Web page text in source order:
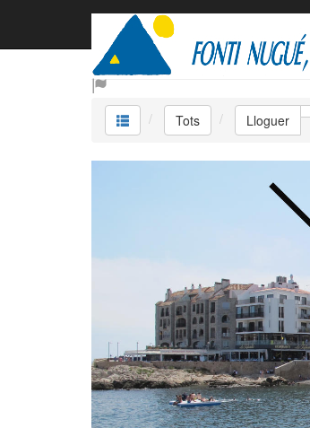
Lloguer
Tots Lloguer